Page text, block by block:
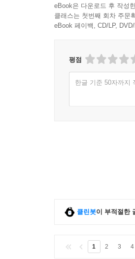
eBook은 다운로드 후 작성
클래스는 첫번째 회차 주문
eBook 페이백, CD/LP,
평점
한글 기준 50자까지
클린봇이 부적절한
1 2 3 4